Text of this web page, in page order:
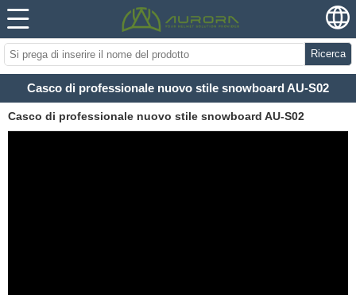
Ricerca
Casco di professionale nuovo stile snowboard AU-S02
Casco di professionale nuovo stile snowboard AU-S02